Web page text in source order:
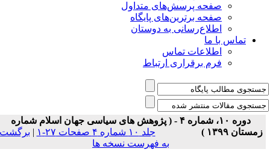
صفحه پرسش‌های متداول
صفحه برترین‌های پایگاه
اطلاع‌رسانی به دوستان
تماس با ما
اطلاعات تماس
فرم برقراری ارتباط
دوره ۱۰، شماره ۴ - ( پژوهش های سیاسی جهان اسلام شماره
زمستان ۱۳۹۹ )
جلد ۱۰ شماره ۴ صفحات ۲۷-۱ | برگشت
به فهرست نسخه ها